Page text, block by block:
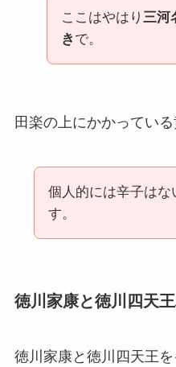
ここはやはり 三河
き で。
田楽の上にかかっている
個人的には辛子はな
す。
徳川家康と徳川四天
徳川家康と徳川四天王